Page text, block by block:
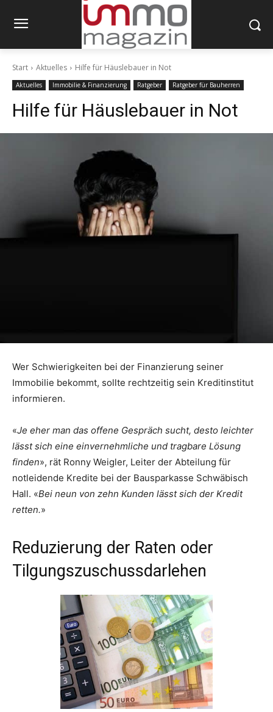
Start Aktuelles Hilfe für Häuslebauer in Not
Aktuelles Immobilie & Finanzierung Ratgeber Ratgeber für Bauherren
Hilfe für Häuslebauer in Not
Wer Schwierigkeiten bei der Finanzierung seiner
Immobilie bekommt, sollte rechtzeitig sein Kreditinstitut
informieren.
«Je eher man das offene Gespräch sucht, desto leichter
lässt sich eine einvernehmliche und tragbare Lösung
finden», rät Ronny Weigler, Leiter der Abteilung für
notleidende Kredite bei der Bausparkasse Schwäbisch
Hall. «Bei neun von zehn Kunden lässt sich der Kredit
retten.»
Reduzierung der Raten oder
Tilgungszuschussdarlehen